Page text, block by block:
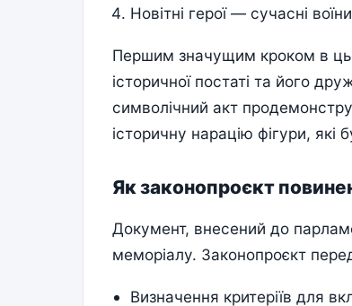
Новітні герої — сучасні
Першим значущим кроком в
історичної постаті та його
символічний акт
історичну нарацію фігури, які
Як законопроєкт
Документ, внесений до
меморіалу. Законопроєкт
Визначення критеріїв для